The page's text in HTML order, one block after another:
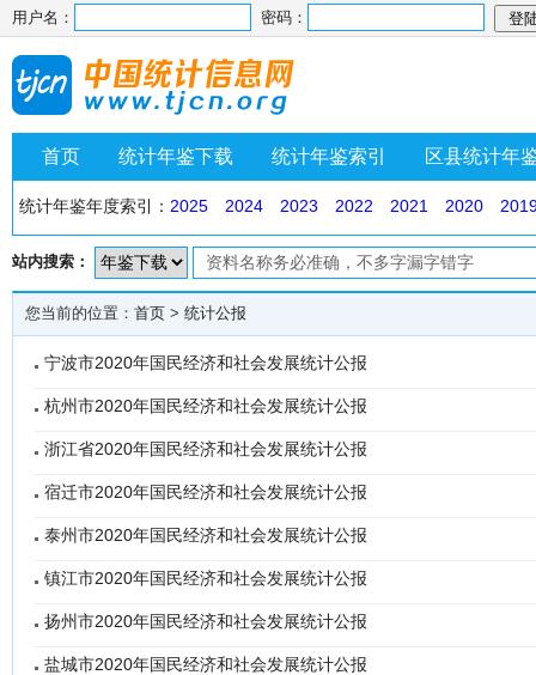
用户名： 密码：
首页 统计年鉴下载 统计年鉴索引 区县统计年
统计年鉴年度索引： 2025 2024 2023 2022 2021 2020
站内搜索：
您当前的位置： 首页 > 统计公报
宁波市2020年国民经济和社会发展统计公报
杭州市2020年国民经济和社会发展统计公报
浙江省2020年国民经济和社会发展统计公报
宿迁市2020年国民经济和社会发展统计公报
泰州市2020年国民经济和社会发展统计公报
镇江市2020年国民经济和社会发展统计公报
扬州市2020年国民经济和社会发展统计公报
盐城市2020年国民经济和社会发展统计公报